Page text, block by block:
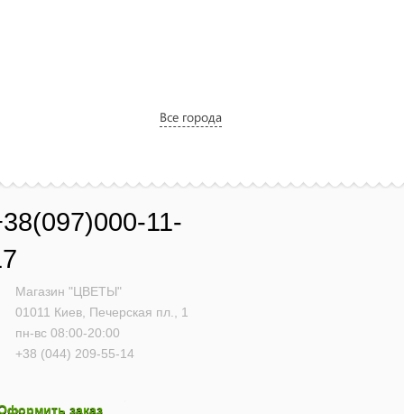
Все города
11-
Магазин "ЦВЕТЫ"
01011 Киев, Печерская пл., 1
пн-вс 08:00-20:00
+38 (044) 209-55-14
заказ